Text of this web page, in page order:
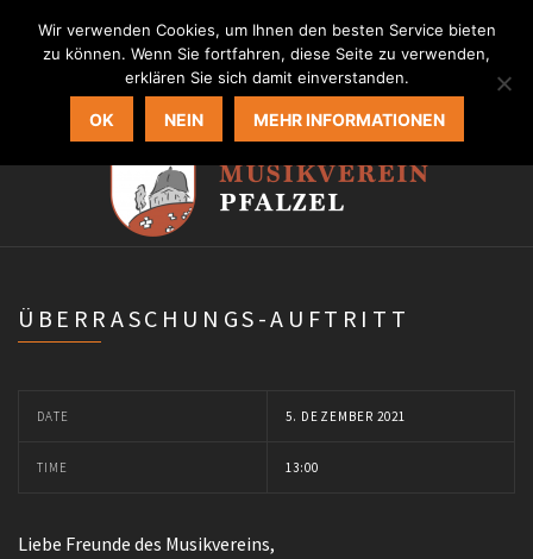
MVP Homepage
ÜBERRASCHUNGS-AUFTRITT
DATE 5. DEZEMBER 2021
TIME 13:00
Liebe Freunde des Musikvereins,
Wir verwenden Cookies, um Ihnen den besten Service bieten
zu können. Wenn Sie fortfahren, diese Seite zu verwenden,
erklären Sie sich damit einverstanden.
OK NEIN MEHR INFORMATIONEN